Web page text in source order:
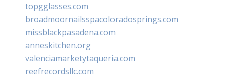
topgglasses.com
broadmoornailsspacoloradosprings.com
missblackpasadena.com
anneskitchen.org
valenciamarketytaqueria.com
reefrecordsllc.com